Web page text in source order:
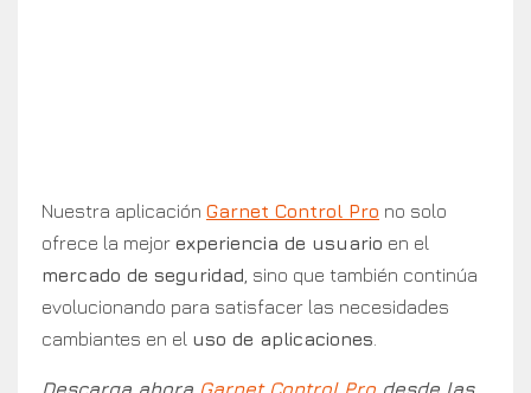
tiendas deAndroidyIPhone.
Tags: experiencia del usuario Garnet
garnet control
Garnet Control Pro
retención UX
Previous Next